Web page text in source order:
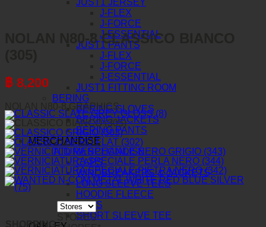
JUST1 JERSEY
J-FLEX
J-FORCE
J-ESSENTIAL
JUST1 PANTS
J-FLEX
J-FORCE
J-ESSENTIAL
JUST1 FITTING ROOM
BERING
BERING GLOVES
BERING JACKETS
BERING PANTS
MERCHANDISE
TLD MERCHANDISE
CAPS
WINDBREAKERS & JACKETS
LONG SLEEVE TEES
HOODIE FLEECE
BAGS
SHORT SLEEVE TEE
NOLAN N80-8 CLASSICO BIANCO
฿ 8,200
NOLAN N80-8 GRAPHICS
SHOPPING
STORES